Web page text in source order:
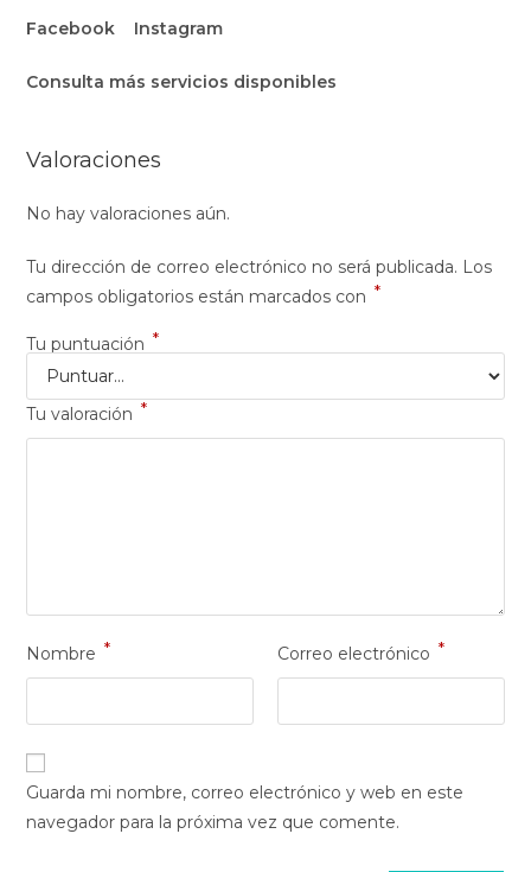
Facebook Instagram
Consulta más servicios disponibles
Valoraciones
No hay valoraciones aún.
Tu dirección de correo electrónico no será publicada. Los
campos obligatorios están marcados con *
Tu puntuación *
Tu valoración *
Nombre * Correo electrónico *
Guarda mi nombre, correo electrónico y web en este
navegador para la próxima vez que comente.